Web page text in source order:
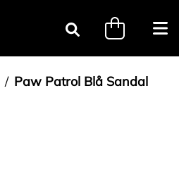
Sök
Paw Patrol Blå Sandal